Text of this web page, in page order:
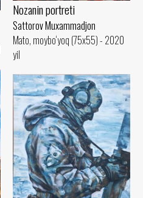
Nozanin portreti
Sattorov Muxammadjon
Mato, moybo‘yoq (75x55) - 2020
yil